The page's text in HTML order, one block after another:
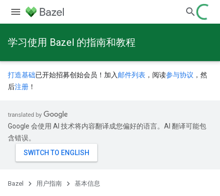
学习使用 Bazel 的指南和教程
打造基础已开始招募创始会员！加入 邮件列表 ，阅读参与协议 ，然
后注册 ！
Google 会使用 AI 技术将内容翻译成您偏好的语言。AI 翻译可能包
含错误。
Bazel 用户指南 基本信息